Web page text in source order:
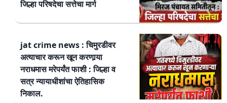
जिल्हा परिषदेचा सत्तेचा मार्ग
jat crime news : चिमुरडीवर
अत्याचार करून खून करणार्‍या
नराधमास मरेपर्यंत फाशी : जिल्हा व
सत्र न्यायाधीशांचा ऐतिहासिक
निकाल.